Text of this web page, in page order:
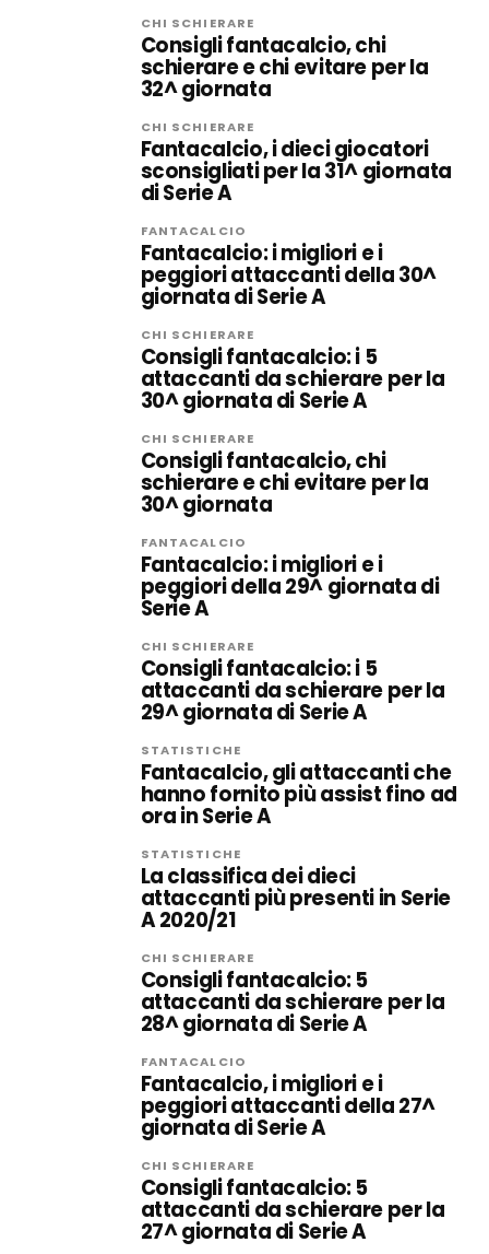
CHI SCHIERARE
Consigli fantacalcio, chi
schierare e chi evitare per la
32^ giornata
CHI SCHIERARE
Fantacalcio, i dieci giocatori
sconsigliati per la 31^ giornata
di Serie A
FANTACALCIO
Fantacalcio: i migliori e i
peggiori attaccanti della 30^
giornata di Serie A
CHI SCHIERARE
Consigli fantacalcio: i 5
attaccanti da schierare per la
30^ giornata di Serie A
CHI SCHIERARE
Consigli fantacalcio, chi
schierare e chi evitare per la
30^ giornata
FANTACALCIO
Fantacalcio: i migliori e i
peggiori della 29^ giornata di
Serie A
CHI SCHIERARE
Consigli fantacalcio: i 5
attaccanti da schierare per la
29^ giornata di Serie A
STATISTICHE
Fantacalcio, gli attaccanti che
hanno fornito più assist fino ad
ora in Serie A
STATISTICHE
La classifica dei dieci
attaccanti più presenti in Serie
A 2020/21
CHI SCHIERARE
Consigli fantacalcio: 5
attaccanti da schierare per la
28^ giornata di Serie A
FANTACALCIO
Fantacalcio, i migliori e i
peggiori attaccanti della 27^
giornata di Serie A
CHI SCHIERARE
Consigli fantacalcio: 5
attaccanti da schierare per la
27^ giornata di Serie A